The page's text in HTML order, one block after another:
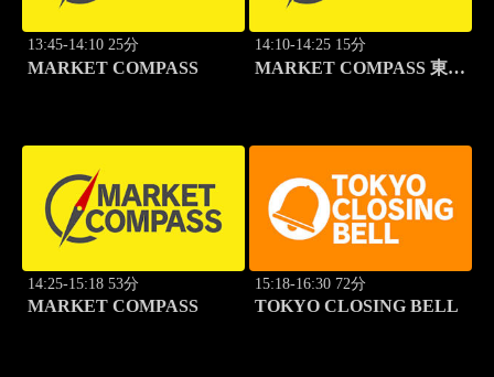
13:45-14:10 25分
MARKET COMPASS
14:10-14:25 15分
MARKET COMPASS 東証
14:25-15:18 53分
MARKET COMPASS
15:18-16:30 72分
TOKYO CLOSING BELL